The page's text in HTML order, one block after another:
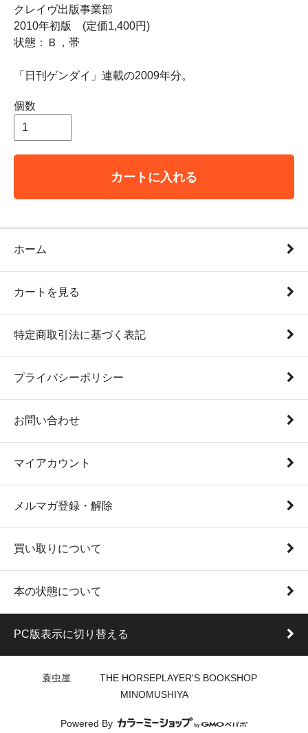
クレイヴ出版事業部
2010年初版 (定価1,400円)
状態：Ｂ，帯
「日刊ゲンダイ」連載の2009年分。
個数
カートに入れる
ホーム
カートを見る
特定商取引法に基づく表記
プライバシーポリシー
お問い合わせ
マイアカウント
メルマガ登録・解除
買い取りについて
本の状態について
PC版表示に切り替える
蓑虫屋 THE HORSEPLAYER'S BOOKSHOP
MINOMUSHIYA
Powered By